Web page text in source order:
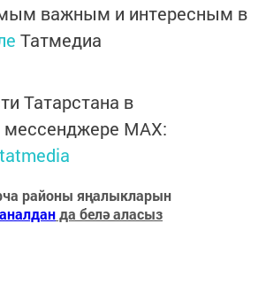
важным и интересным в
Татмедиа
Татарстана в
мессенджере MАХ:
районы яңалыкларын
да белә аласыз